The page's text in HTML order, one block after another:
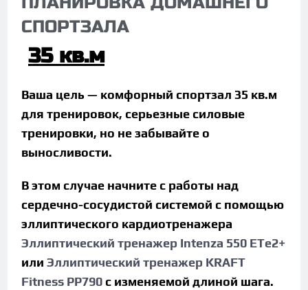
СПОРТЗАЛА
35 кв.м
Ваша цель — комфорный спортзал 35 кв.м
для тренировок, серьезные силовые
тренировки, но не забывайте о
выносливости.
В этом случае начните с работы над
сердечно-сосудистой системой с помощью
эллиптического кардиотренажера
Эллиптический тренажер Intenza 550 ETe2+
или Эллиптический тренажер KRAFT
Fitness PP790с изменяемой длиной шага.